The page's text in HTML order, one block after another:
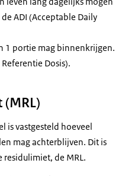
ADI (Acceptable Daily
1 portie mag binnenkrijgen.
Dosis).
is vastgesteld hoeveel
mag achterblijven. Dit is
de MRL.